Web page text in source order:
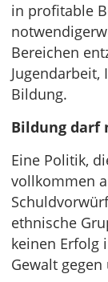
in profitable
Bereichen
Bildung.
Bildung darf
Eine Politik,
vollkommen
ethnische
keinen Erfolg
Gewalt